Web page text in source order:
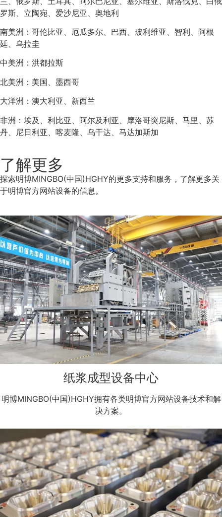
罗斯、立陶宛、爱沙尼亚、奥地利
南美洲：哥伦比亚、厄瓜多尔、巴西、玻利维亚、智利、阿根
廷、乌拉圭
中美洲：洪都拉斯
北美洲：美国、墨西哥
大洋洲：澳大利亚、新西兰
非洲：埃及、利比亚、阿尔及利亚、摩洛哥突尼斯、马里、苏
丹、尼日利亚、喀麦隆、乌干达、马达加斯加
了解更多
探索明博MINGBO(中国)HGHY的更多支持和服务，了解更多关
于明博官方网站设备的信息。
纸浆成型设备中心
明博MINGBO(中国)HGHY拥有各类明博官方网站设备技术和解
决方案。